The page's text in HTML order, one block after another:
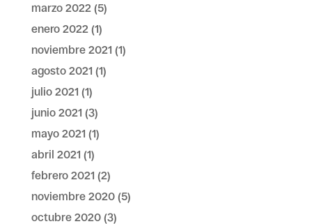
marzo 2022(5)
enero 2022(1)
noviembre 2021 (1)
agosto 2021 (1)
julio 2021 (1)
junio 2021 (3)
mayo 2021 (1)
abril 2021 (1)
febrero 2021 (2)
noviembre 2020(5)
octubre 2020(3)